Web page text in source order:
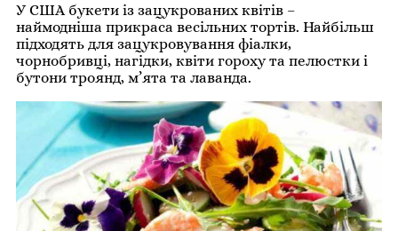
У США букети із зацукрованих квітів –
наймодніша прикраса весільних тортів. Найбільш
підходять для зацукровування фіалки,
чорнобривці, нагідки, квіти гороху та пелюстки і
бутони троянд, м’ята та лаванда.